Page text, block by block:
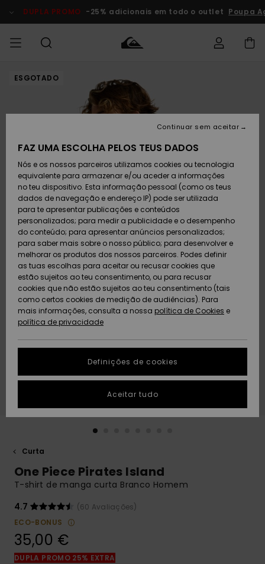
do
DUPLA PROMO -25% adicionais em todo o outlet Poupa
HOMEM Roupas
Calçado e
chinelos
Surfe/água
Snow
Artigos
recém-
chegados
Coleções
MENINO
Roupas
Calçado e
chinelos
Surfe/água
Neve
Artigos
recém-
chegados
Highlights
MULHER
Shop
chegados
Highlights
Snow
SURF
Surf Shop
Homem
Crianças
Highlights
Community
SNOW
Artigos
Neve
Homem
Artigos
Criança
Snow Shop
Feminino
Highlights
Community
DUPLA
PROMO
Outlet
Homem
Criança
Outlet
Mulher
AJUDA
Acede à tua
encomenda
Devoluções
Pagamento
Cartão
presente
Quiksilver
Freedom
Protecção de
dados
Guia de
tamanhos
conversa para
obteres a
resposta mais
conversa
respostas
para as
nosso
SUSTAINABILITY
PRESENTE
DESEJO
ESGOTADO
Curta
One Piece Pirates Island
T-shirt de manga curta Branco Homem
4.7
(60 Avaliações)
ECO-BONUS
35,00 €
DUPLA PROMO 25% EXTRA
FAZ UMA ESCOLHA PELOS TEUS DADOS
Nós e os nossos parceiros utilizamos cookies ou tecnologia
equivalente para armazenar e/ou aceder a informações
no teu dispositivo. Esta informação pessoal (como os teus
dados de navegação e endereço IP) pode ser utilizada
para te apresentar publicações e conteúdos
personalizados; para medir a publicidade e o desempenho
do conteúdo; para apresentar anúncios personalizados;
para saber mais sobre o nosso público; para desenvolver e
melhorar os produtos dos nossos parceiros. Podes definir
as tuas escolhas para aceitar ou recusar cookies que
estão sujeitos ao teu consentimento, ou para recusar
cookies que não estão sujeitos ao teu consentimento (tais
como certos cookies de medição de audiências). Para
mais informações, consulta a nossa política de Cookies e
política de privacidade
Definições de cookies
Continuar sem aceitar
Aceitar tudo